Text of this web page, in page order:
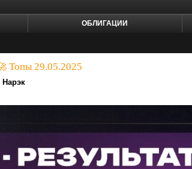
ОБЛИГАЦИИ
Топы 29.05.2025
Нарэк